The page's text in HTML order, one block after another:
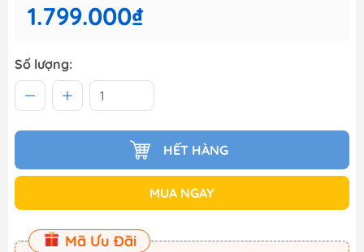
1.799.000₫
Số lượng:
HẾT HÀNG
MUA NGAY
Mã Ưu Đãi